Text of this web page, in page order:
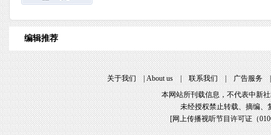
编辑推荐
关于我们|About us|联系我们|广告服务
本网站所刊载信息，不代表中新
未经授权禁止转载、摘编、
[网上传播视听节目许可证（